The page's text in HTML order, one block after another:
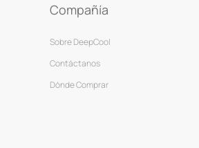
Compañía
Sobre DeepCool
Contáctanos
Dónde Comprar